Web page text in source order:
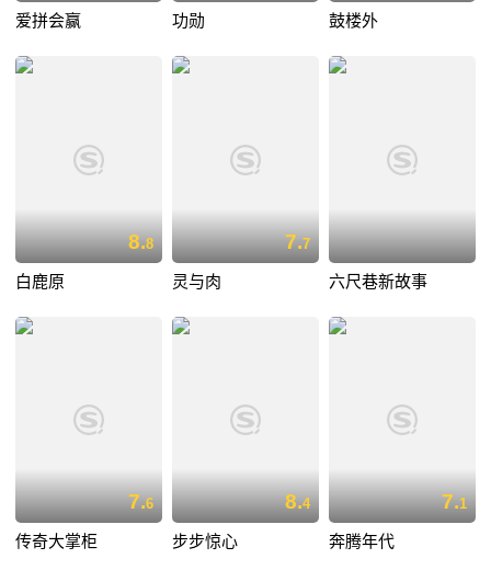
爱拼会赢 功勋 鼓楼外
8.8
白鹿原
7.7
灵与肉 六尺巷新故事
7.6
传奇大掌柜
8.4
步步惊心
7.1
奔腾年代